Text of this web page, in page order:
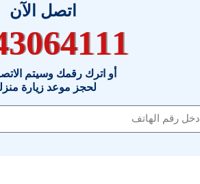
اتصل الآن
أو اترك رقمك وسيتم
لحجز موعد زيارة